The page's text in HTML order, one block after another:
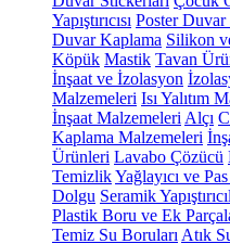
Yapıştırıcısı Poster Duvar
Duvar Kaplama Silikon
Köpük Mastik Tavan
İnşaat ve İzolasyon
Malzemeleri Isı Yalıtım
İnşaat Malzemeleri Alçı
Kaplama Malzemeleri
Ürünleri Lavabo Çözücü
TemizlikYağlayıcı ve
Dolgu Seramik
Plastik Boru ve Ek
Temiz Su Boruları Atık